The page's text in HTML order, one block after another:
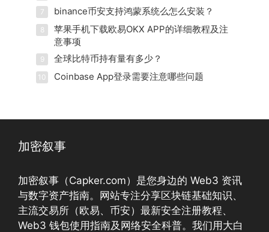
7 binance币安支持鸿蒙系统么怎么安装？
8
苹果手机下载欧易OKX APP的详细教程及注
意事项
9 全球比特币持有量有多少？
10 Coinbase App登录需要注意哪些问题
加密叙事
加密叙事（Capker.com）是您身边的 Web3 资讯
与数字资产指南。网站专注分享区块链基础知识、
主流交易所（欧易、币安）最新安全注册教程、
Web3 钱包使用指南及网络安全科普。我们用大白